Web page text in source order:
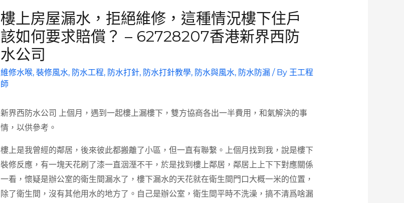
樓上房屋漏水，拒絕維修，這種情況樓下住戶
該如何要求賠償？ – 62728207香港新界西防
水公司
維修水喉, 裝修風水, 防水工程, 防水打針, 防水打針教學, 防水與風水, 防水防漏/ By 王工程
師
新界西防水公司 上個月，遇到一起樓上漏樓下，雙方協商各出一半費用，和氣解決的事
情，以供參考。
樓上是我曾經的鄰居，後來彼此都搬離了小區，但一直有聯繫。上個月找到我，說是樓下
裝修反應，有一塊天花刷了漆一直洇溼不干，於是找到樓上鄰居，鄰居上上下下對應關係
一看，懷疑是辦公室的衛生間漏水了，樓下漏水的天花就在衛生間門口大概一米的位置，
除了衛生間，沒有其他用水的地方了。自己是辦公室，衛生間平時不洗澡，搞不清爲啥漏